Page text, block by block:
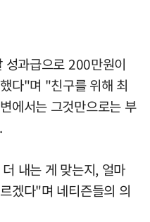
성과급으로 200만원이
다"며 "친구를 위해 최
에서는 그것만으로는 부
내는 게 맞는지, 얼마
겠다"며 네티즌들의 의